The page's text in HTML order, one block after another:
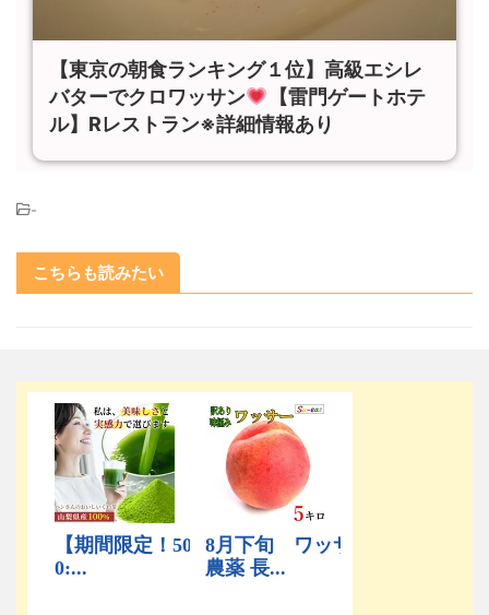
【東京の朝食ランキング１位】高級エシレ
バターでクロワッサン
【雷門ゲートホテ
ル】Rレストラン※詳細情報あり
-
こちらも読みたい